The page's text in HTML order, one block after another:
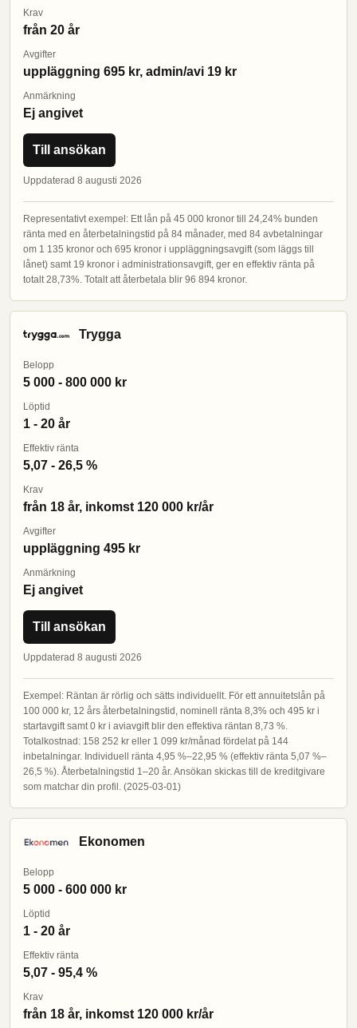
Krav
från 20 år
Avgifter
uppläggning 695 kr, admin/avi 19 kr
Anmärkning
Ej angivet
Till ansökan
Uppdaterad 8 augusti 2026
Representativt exempel: Ett lån på 45 000 kronor till 24,24% bunden
ränta med en återbetalningstid på 84 månader, med 84 avbetalningar
om 1 135 kronor och 695 kronor i uppläggningsavgift (som läggs till
lånet) samt 19 kronor i administrationsavgift, ger en effektiv ränta på
totalt 28,73%. Totalt att återbetala blir 96 894 kronor.
Trygga
Belopp
5 000 - 800 000 kr
Löptid
1 - 20 år
Effektiv ränta
5,07 - 26,5 %
Krav
från 18 år, inkomst 120 000 kr/år
Avgifter
uppläggning 495 kr
Anmärkning
Ej angivet
Till ansökan
Uppdaterad 8 augusti 2026
Exempel: Räntan är rörlig och sätts individuellt. För ett annuitetslån på
100 000 kr, 12 års återbetalningstid, nominell ränta 8,3% och 495 kr i
startavgift samt 0 kr i aviavgift blir den effektiva räntan 8,73 %.
Totalkostnad: 158 252 kr eller 1 099 kr/månad fördelat på 144
inbetalningar. Individuell ränta 4,95 %–22,95 % (effektiv ränta 5,07 %–
26,5 %). Återbetalningstid 1–20 år. Ansökan skickas till de kreditgivare
som matchar din profil. (2025-03-01)
Ekonomen
Belopp
5 000 - 600 000 kr
Löptid
1 - 20 år
Effektiv ränta
5,07 - 95,4 %
Krav
från 18 år, inkomst 120 000 kr/år